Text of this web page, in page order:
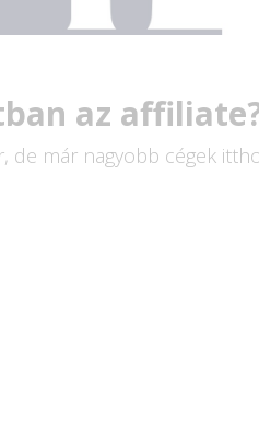
az
de már nagyobb cégek